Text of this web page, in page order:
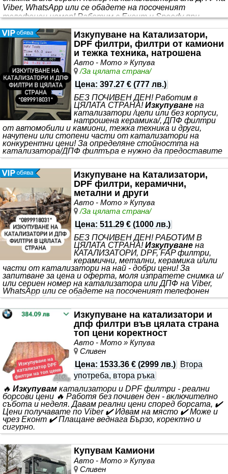
Viber, WhatsApp или се обадете на посоченият
телефонен номер! Работим с Еконт и Speedy при
Изкупуване на Катализатори,
DPF филтри, филтри от камиони
и тежка техника, натрошена
керамика.
Авто - Мото » Купува
/За цялата страна/
Цена: 397.27 € (777 лв.)
БЕЗ ПОЧИВЕН ДЕН! Работим в
ЦЯЛАТА СТРАНА!Изкупуване на
катализатори /цели или без корпуси,
натрошена керамика/, ДПФ филтри
от автомобили и камиони, тежка техника и други,
начупени или стопени части от катализатори на
конкурентни цени! За определяне стойността на
катализатора/ДПФ филтъра е нужно да предоставите
номерата щамповани на самото гърне на Viber,
Whatsapp или Telegram! За редовни клиенти предлагаме
индивидуални оферти! Предлагаме и заместители
покриващи EURO 5 клас на вредни емисии.
Изкупуване на Катализатори,
DPF филтри, керамични,
метални и други
Авто - Мото » Купува
/За цялата страна/
Цена: 511.29 € (1000 лв.)
БЕЗ ПОЧИВЕН ДЕН! РАБОТИМ В
ЦЯЛАТА СТРАНА!Изкупуване на
КАТАЛИЗАТОРИ, DPF, FAP филтри,
керамични, метални, керамика и/или
части от катализатори на най - добри цени! За
запитване за цена и оферта, моля изпратете снимка и/
или сериен номер на катализатора или ДПФ на Viber,
WhatsApp или се обадете на посоченият телефонен
номер! Работим с Еконт и Speedy при доставка!
Изкупуване на катализатори и
дпф филтри във цялата страна
топ цени коректност
Авто - Мото » Купува
Сливен
Цена: 1533.36 € (2999 лв.)
Втора
употреба, втора ръка
🔥 Изкупувам катализатори и DPF филтри - реални
борсови цени 🔥 Работя без почивен ден - включително
събота и неделя. Давам реални цени според борсата, ✔️
Цени получавате по Viber ✔️ Идвам на място ✔️ Може и
чрез Еконт ✔️ Плащане веднага Бързо, коректно и
сигурно.
Купувам Камиони
Авто - Мото » Купува
Сливен